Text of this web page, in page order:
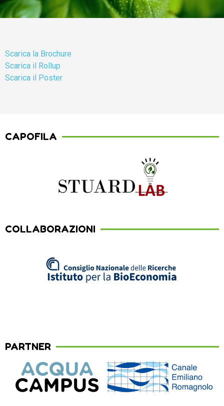
Scarica la Brochure
Scarica il Rollup
Scarica il Poster
CAPOFILA
COLLABORAZIONI
PARTNER